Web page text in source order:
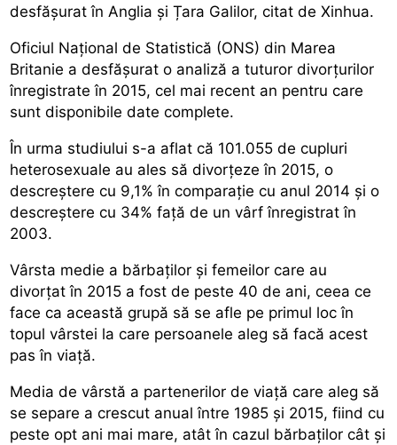
desfășurat în Anglia și Țara Galilor, citat de Xinhua.
Oficiul Național de Statistică (ONS) din Marea
Britanie a desfășurat o analiză a tuturor divorțurilor
înregistrate în 2015, cel mai recent an pentru care
sunt disponibile date complete.
În urma studiului s-a aflat că 101.055 de cupluri
heterosexuale au ales să divorțeze în 2015, o
descreștere cu 9,1% în comparație cu anul 2014 și o
descreștere cu 34% față de un vârf înregistrat în
2003.
Vârsta medie a bărbaților și femeilor care au
divorțat în 2015 a fost de peste 40 de ani, ceea ce
face ca această grupă să se afle pe primul loc în
topul vârstei la care persoanele aleg să facă acest
pas în viață.
Media de vârstă a partenerilor de viață care aleg să
se separe a crescut anual între 1985 și 2015, fiind cu
peste opt ani mai mare, atât în cazul bărbaților cât și